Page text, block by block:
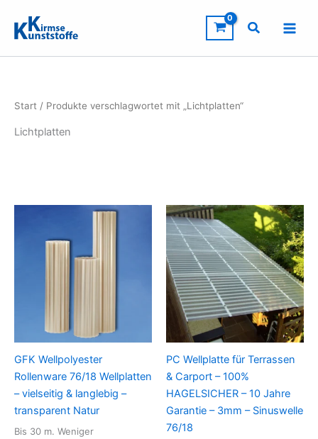
Inhalt
springen
Start / Produkte verschlagwortet mit „Lichtplatten“
Lichtplatten
GFK Wellpolyester
Rollenware 76/18 Wellplatten
– vielseitig & langlebig –
transparent Natur
Bis 30 m. Weniger
PC Wellplatte für Terrassen
& Carport – 100%
HAGELSICHER – 10 Jahre
Garantie – 3mm – Sinuswelle
76/18